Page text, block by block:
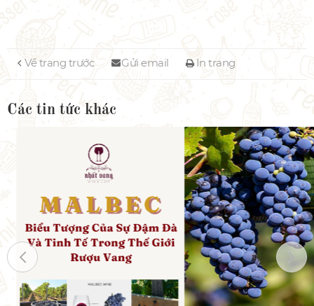
Về trang trước Gửi email In trang
Các tin tức khác